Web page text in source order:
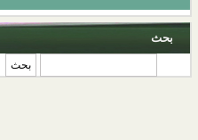
بحث